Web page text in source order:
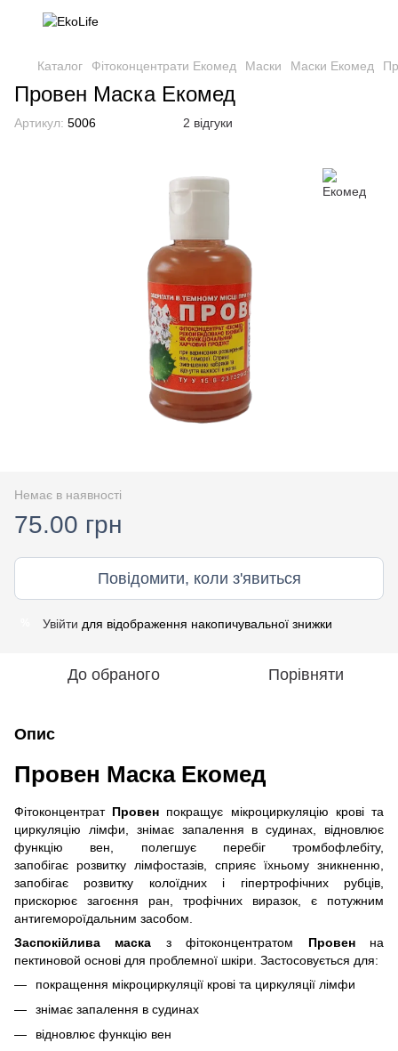
Каталог Фітоконцентрати Екомед Маски Маски Екомед
Провен Маска Екомед
Артикул: 5006 2 відгуки
Немає в наявності
75.00 грн
Повідомити, коли з'явиться
Увійти для відображення накопичувальної знижки
До обраного Порівняти
Опис
Провен Маска Екомед
Фітоконцентрат Провен покращує мікроциркуляцію крові та
циркуляцію лімфи, знімає запалення в судинах, відновлює
функцію вен, полегшує перебіг тромбофлебіту,
запобігає розвитку лімфостазів, сприяє їхньому зникненню,
запобігає розвитку колоїдних і гіпертрофічних рубців,
прискорює загоєння ран, трофічних виразок, є потужним
антигемороїдальним засобом.
Заспокійлива маска з фітоконцентратом Провенна
пектиновой основі для проблемної шкіри. Застосовується для:
покращення мікроциркуляції крові та циркуляції лімфи
знімає запалення в судинах
відновлює функцію вен